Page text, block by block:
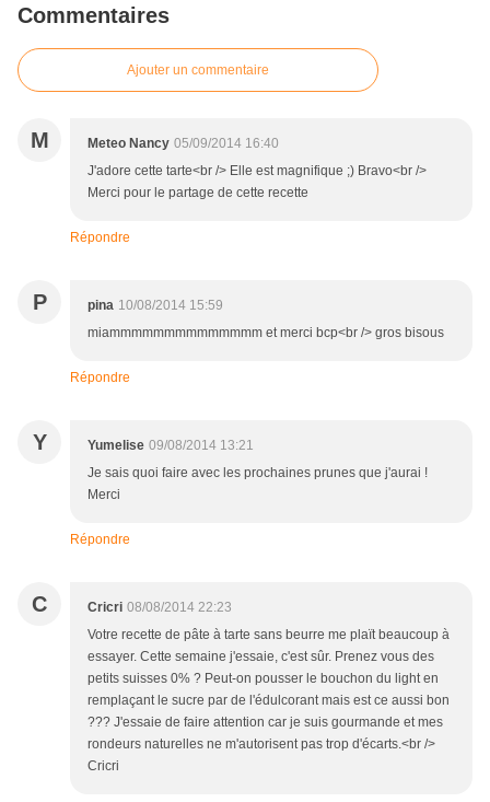
Commentaires
Ajouter un commentaire
M Meteo Nancy 05/09/2014 16:40
J'adore cette tarte<br /> Elle est magnifique ;) Bravo<br />
Merci pour le partage de cette recette
Répondre
P pina 10/08/2014 15:59
miammmmmmmmmmmmmm et merci bcp<br /> gros bisous
Répondre
Y Yumelise 09/08/2014 13:21
Je sais quoi faire avec les prochaines prunes que j'aurai !
Merci
Répondre
C Cricri 08/08/2014 22:23
Votre recette de pâte à tarte sans beurre me plaït beaucoup à
essayer. Cette semaine j'essaie, c'est sûr. Prenez vous des
petits suisses 0% ? Peut-on pousser le bouchon du light en
remplaçant le sucre par de l'édulcorant mais est ce aussi bon
??? J'essaie de faire attention car je suis gourmande et mes
rondeurs naturelles ne m'autorisent pas trop d'écarts.<br />
Cricri